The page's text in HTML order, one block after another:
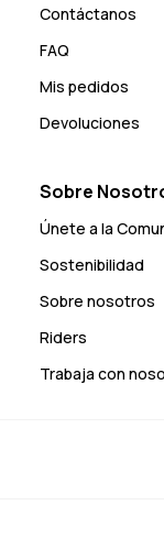
Contáctanos
FAQ
Mis pedidos
Devoluciones
Sobre
Únete a la
Sostenibilidad
Sobre nosotros
Riders
Trabaja con